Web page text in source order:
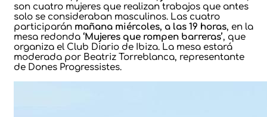
son cuatro mujeres que realizan trabajos que antes
solo se consideraban masculinos. Las cuatro
participarán mañana miércoles, a las 19 horas, en la
mesa redonda ‘Mujeres que rompen barreras’, que
organiza el Club Diario de Ibiza. La mesa estará
moderada por Beatriz Torreblanca, representante
de Dones Progressistes.